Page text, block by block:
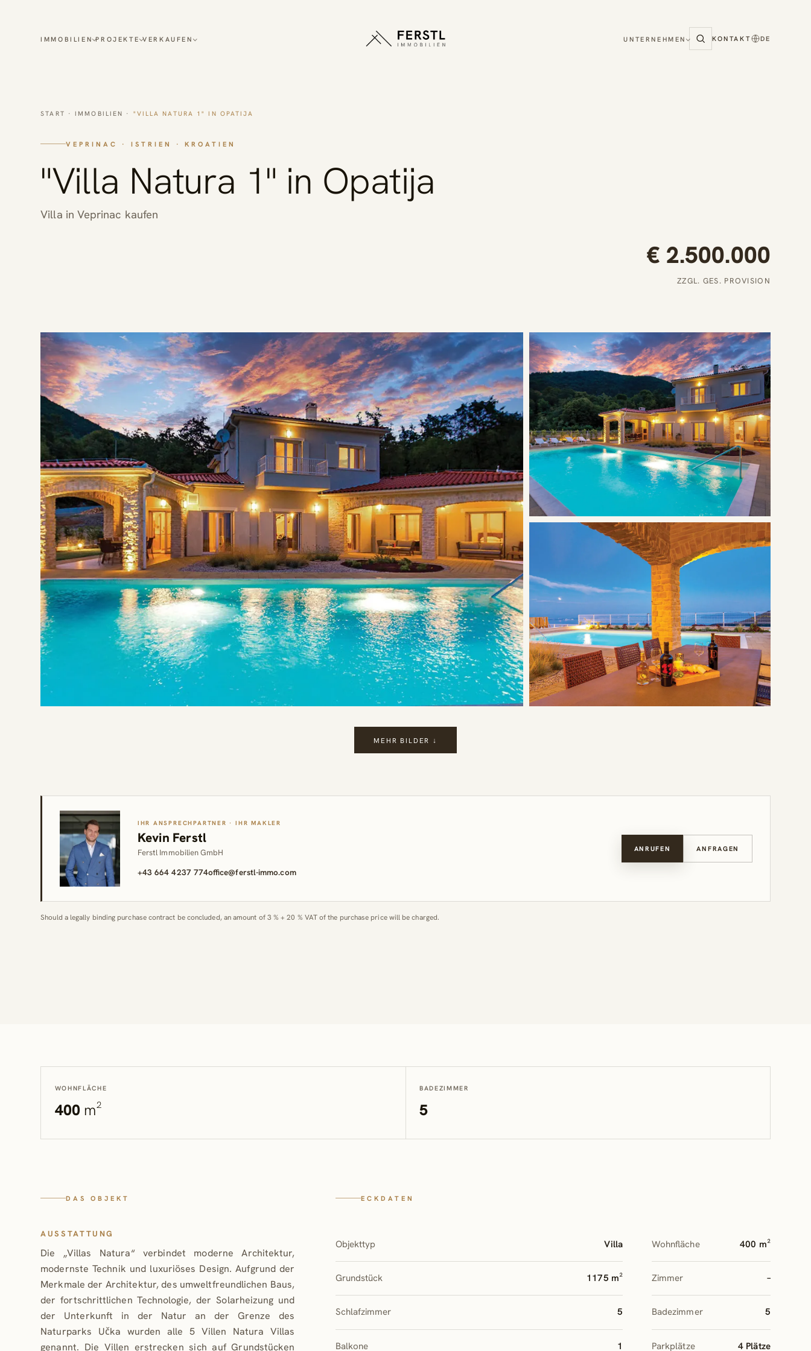
IMMOBILIEN PROJEKTE VERKAUFEN UNTERNEHMEN KONTAKT DE
START ·IMMOBILIEN · "VILLA NATURA 1" IN OPATIJA
VEPRINAC · ISTRIEN · KROATIEN
"Villa Natura 1" in Opatija
Villa in Veprinac kaufen
€ 2.500.000
ZZGL. GES. PROVISION
MEHR BILDER ↓
IHR ANSPRECHPARTNER · IHR MAKLER
Kevin Ferstl
Ferstl Immobilien GmbH
+43 664 4237 774office@ferstl-immo.com
ANRUFEN ANFRAGEN
Should a legally binding purchase contract be concluded, an amount of 3 % + 20 % VAT of the purchase price will be charged.
WOHNFLÄCHE
400 m²
BADEZIMMER
5
DAS OBJEKT
AUSSTATTUNG
Die „Villas Natura“ verbindet moderne Architektur,
modernste Technik und luxuriöses Design. Aufgrund der
Merkmale der Architektur, des umweltfreundlichen Baus,
der fortschrittlichen Technologie, der Solarheizung und
der Unterkunft in der Natur an der Grenze des
Naturparks Učka wurden alle 5 Villen Natura Villas
genannt. Die Villen erstrecken sich auf Grundstücken
ECKDATEN
Objekttyp Villa Wohnfläche 400 m²
Grundstück 1175 m² Zimmer –
Schlafzimmer 5 Badezimmer 5
Balkone 1 Parkplätze 4 Plätze